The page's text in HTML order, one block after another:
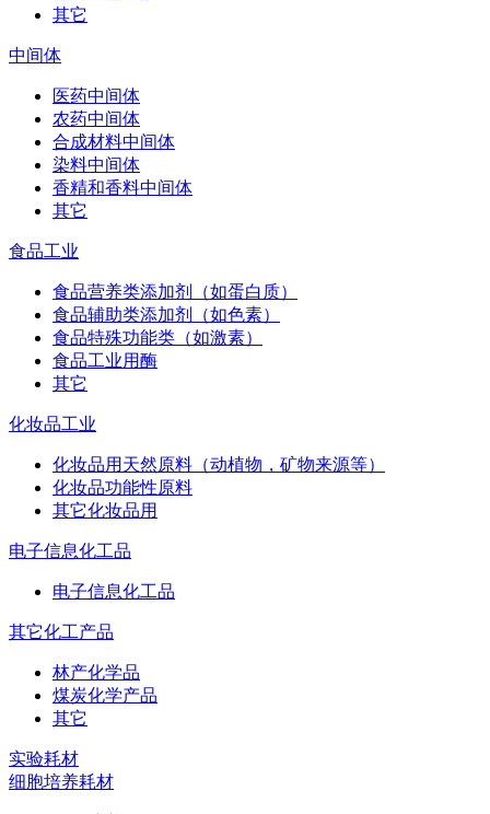
其它
中间体
医药中间体
农药中间体
合成材料中间体
染料中间体
香精和香料中间体
其它
食品工业
食品营养类添加剂（如蛋白质）
食品辅助类添加剂（如色素）
食品特殊功能类（如激素）
食品工业用酶
其它
化妆品工业
化妆品用天然原料（动植物，矿物来源等）
化妆品功能性原料
其它化妆品用
电子信息化工品
电子信息化工品
其它化工产品
林产化学品
煤炭化学产品
其它
实验耗材
细胞培养耗材